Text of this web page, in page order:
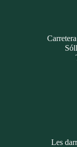
Les